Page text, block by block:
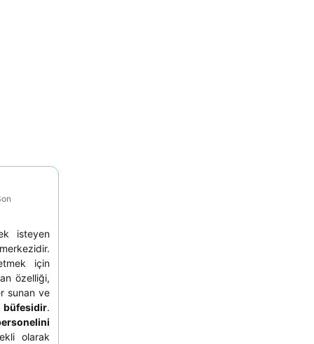
isteyen
için
özelliği,
sunan ve
büfesidir.
olarak